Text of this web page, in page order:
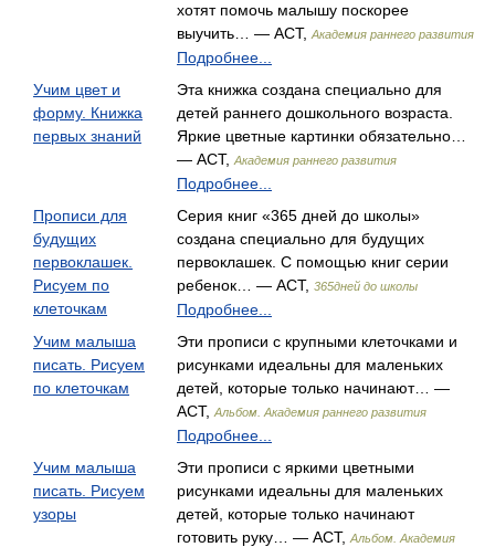
хотят помочь малышу поскорее
выучить… — АСТ, Академия раннего развития
Подробнее...
Учим цвет и
форму. Книжка
первых знаний
Эта книжка создана специально для
детей раннего дошкольного возраста.
Яркие цветные картинки обязательно…
— АСТ, Академия раннего развития
Подробнее...
Прописи для
будущих
первоклашек.
Рисуем по
клеточкам
Серия книг «365 дней до школы»
создана специально для будущих
первоклашек. С помощью книг серии
ребенок… — АСТ, 365дней до школы
Подробнее...
Учим малыша
писать. Рисуем
по клеточкам
Эти прописи с крупными клеточками и
рисунками идеальны для маленьких
детей, которые только начинают… —
АСТ, Альбом. Академия раннего развития
Подробнее...
Учим малыша
писать. Рисуем
узоры
Эти прописи с яркими цветными
рисунками идеальны для маленьких
детей, которые только начинают
готовить руку… — АСТ, Альбом. Академия